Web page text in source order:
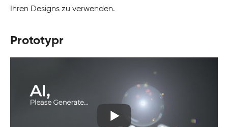
Ihren Designs zu verwenden.
Prototypr